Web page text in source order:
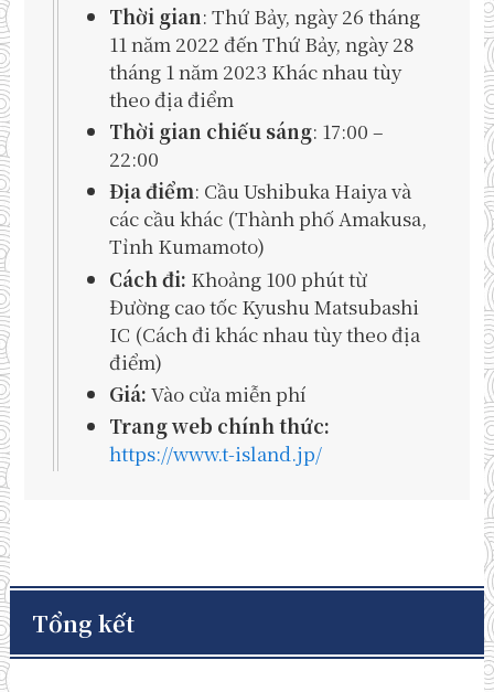
Thời gian: Thứ Bảy, ngày 26 tháng
11 năm 2022 đến Thứ Bảy, ngày 28
tháng 1 năm 2023 Khác nhau tùy
theo địa điểm
Thời gian chiếu sáng: 17:00 –
22:00
Địa điểm: Cầu Ushibuka Haiya và
các cầu khác (Thành phố Amakusa,
Tỉnh Kumamoto)
Cách đi: Khoảng 100 phút từ
Đường cao tốc Kyushu Matsubashi
IC (Cách đi khác nhau tùy theo địa
điểm)
Giá: Vào cửa miễn phí
Trang web chính thức:
https://www.t-island.jp/
Tổng kết